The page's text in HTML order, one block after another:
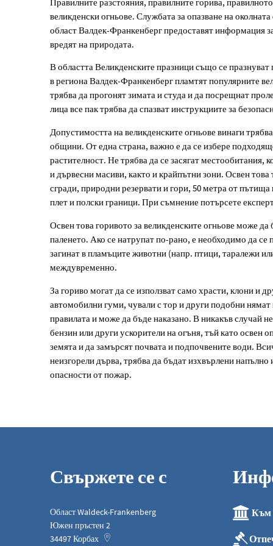
какво
имате
предвид
великденски огньове. Службата за опазване на
област Валдек-Франкенберг предоставят информация
вредят на природата.
В областта Великденските празници също се
в региона Валдек-Франкенберг пламтят популярните
трябва да прогонят зимата и студа и да посрещнат
лица все пак трябва да спазват инструкциите за
Допустимостта на великденските огньове винаги
общини. От една страна, важно е да се избере
растителност. Не трябва да се засягат
и дървесни масиви, както и крайпътни зони. Освен това
сгради, природни резервати и гори, 50 метра от
плет и полски граници. При съмнение потърсете
Освен това горивото за великденските огньове може
паленето. Ако се натрупат по-рано, е необходимо да се
загинат в пламъците животни (напр. птици, таралежи
междувременно.
За гориво могат да се използват само храсти, клони и
автомобилни гуми, чували с тор и други подобни нямат
правилата и може да бъде наказано. В никакъв случай
бензин или други ускорители на огъня, тъй като освен
земята и да замърсят почвата и подпочвените води.
неизгорели дърва, трябва да бъдат изхвърлени
опасности от пожар.
Свържете се с
Област Waldeck-Frankenberg
Южен пръстен 2
34497Корбах
Към